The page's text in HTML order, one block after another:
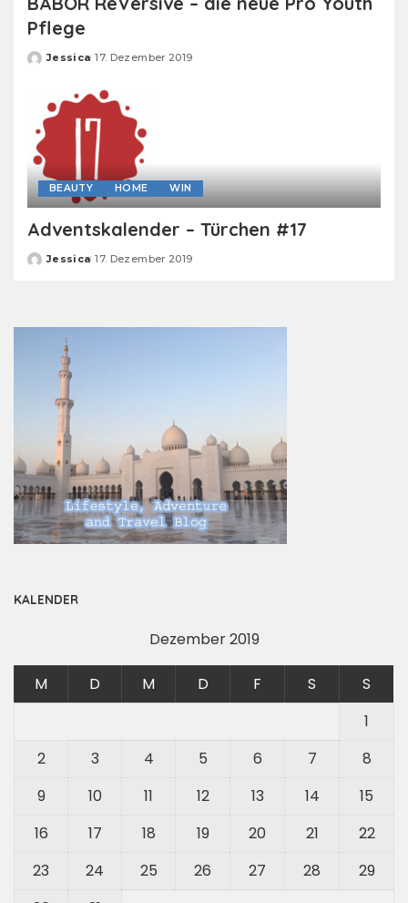
Pflege
Posted
Jessica 17. Dezember 2019
BEAUTY HOME WIN
Adventskalender – Türchen #17
Posted
Jessica 17. Dezember 2019
KALENDER
Dezember 2019
M D M D F S
S
1
2
3 4 5 6 7
8
9
10 11 12 13 14
15
16
17 18 19 20 21
22
23
24 25 26 27 28
29